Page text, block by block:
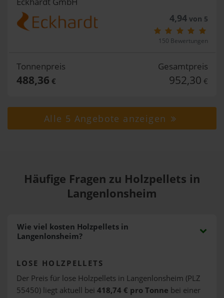
4,94von 5
150 Bewertungen
Tonnenpreis
488,36 €
Gesamtpreis
952,30 €
Alle 5 Angebote anzeigen
Häufige Fragen zu Holzpellets in
Langenlonsheim
Wie viel kosten Holzpellets in
Langenlonsheim?
LOSE HOLZPELLETS
Der Preis für lose Holzpellets in Langenlonsheim (PLZ
55450) liegt aktuell bei 418,74 € pro Tonne bei einer